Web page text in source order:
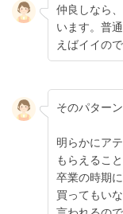
仲良しなら
います。普
えばイイの
そのパター
明らかにア
もらえるこ
卒業の時期
買ってもい